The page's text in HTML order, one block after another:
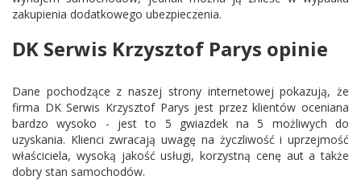
zakupienia dodatkowego ubezpieczenia.
DK Serwis Krzysztof Parys opinie
Dane pochodzące z naszej strony internetowej pokazują, że
firma DK Serwis Krzysztof Parys jest przez klientów oceniana
bardzo wysoko - jest to 5 gwiazdek na 5 możliwych do
uzyskania. Klienci zwracają uwagę na życzliwość i uprzejmość
właściciela, wysoką jakość usługi, korzystną cenę aut a także
dobry stan samochodów.